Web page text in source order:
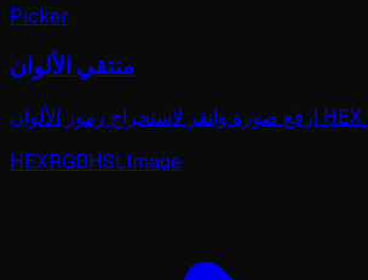
Picker
منتقي الألوان
HEXRGBHSLImage